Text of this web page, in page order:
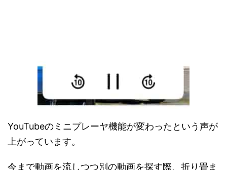
YouTubeのミニプレーヤ機能が変わったという声が
上がっています。
今まで動画を流しつつ別の動画を探す際、折り畳ま